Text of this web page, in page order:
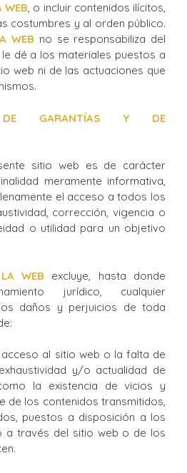
WEB, o incluir contenidos ilícitos,
costumbres y al orden público.
WEB no se responsabiliza del
dé a los materiales puestos a
web ni de las actuaciones que
DE GARANTÍAS Y DE
sitio web es de carácter
meramente informativa,
el acceso a todos los
corrección, vigencia o
o utilidad para un objetivo
WEB excluye, hasta donde
jurídico, cualquier
daños y perjuicios de toda
al sitio web o la falta de
y/o actualidad de
la existencia de vicios y
de los contenidos transmitidos,
puestos a disposición a los
a través del sitio web o de los